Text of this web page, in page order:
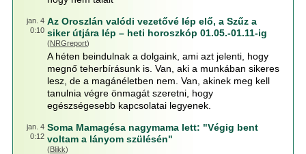
jan. 4
0:10
Az Oroszlán valódi vezetővé lép elő, a Szűz a
siker útjára lép – heti horoszkóp 01.05.-01.11-ig
(NRGreport)
A héten beindulnak a dolgaink, ami azt jelenti, hogy
megnő teherbírásunk is. Van, aki a munkában sikeres
lesz, de a magánéletben nem. Van, akinek meg kell
tanulnia végre önmagát szeretni, hogy
egészségesebb kapcsolatai legyenek.
jan. 4
0:12
Soma Mamagésa nagymama lett: "Végig bent
voltam a lányom szülésén"
(Blikk)